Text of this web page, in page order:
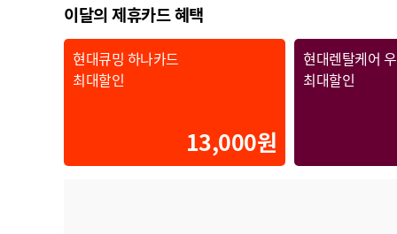
이달의 제휴카드 혜택
현대큐밍 하나카드
최대할인
13,000원
현대렌탈케어
최대할인